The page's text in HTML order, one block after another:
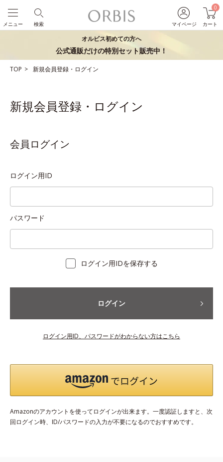
マイページ
0
カート
検索
メニュー
オルビス初めての方へ
公式通販だけの特別セット販売中！
TOP 新規会員登録・ログイン
新規会員登録・ログイン
会員ログイン
ログイン用ID
パスワード
ログイン用IDを保存する
ログイン
ログイン用ID、パスワードがわからない方はこちら
Amazonのアカウントを使ってログインが出来ます。一度認証しますと、次
回ログイン時、ID/パスワードの入力が不要になるのでおすすめです。